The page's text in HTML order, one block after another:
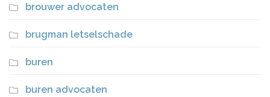
brouwer advocaten
brugman letselschade
buren
buren advocaten